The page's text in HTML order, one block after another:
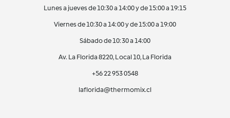
Lunes a jueves de 10:30 a 14:00 y de 15:00 a 19:15
Viernes de 10:30 a 14:00 y de 15:00 a 19:00
Sábado de 10:30 a 14:00
Av. La Florida 8220, Local 10, La Florida
+56 22 953 0548
laflorida@thermomix.cl